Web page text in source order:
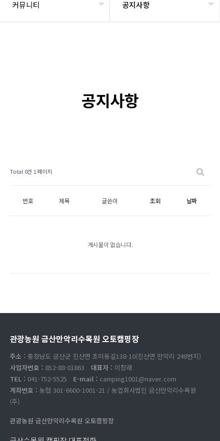
커뮤니티 공지사항
공지사항
Total 0건 1 페이지
번호 제목 글쓴이 조회 날짜
게시물이 없습니다.
관광농원 금산만악리수목원 오토캠핑장
주소 : 충청남도 금산군 진산면 초미동길138-10(진산면 만악리 248번지)
사업자번호 : 852-88-01863 대표자 : 이창래
TEL : 041-752-5525 E-mail : camping1001@naver.com
계좌번호 : 농협 301-6600-1001-21 / 농업회사법인 금산만악리수목원
(주)
관광농원 금산만악리수목원 오토캠핑장